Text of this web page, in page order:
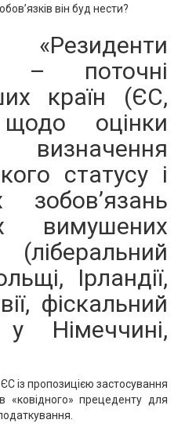
він буд нести?
– поточні
країн (ЄС,
оцінки
визначення
статусу і
зобов’язань
вимушених
Ірландії,
фіскальний
Німеччині,
із пропозицією застосування
«ковідного» прецеденту для